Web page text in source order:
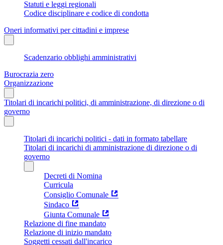
Statuti e leggi regionali
Codice disciplinare e codice di condotta
Oneri informativi per cittadini e imprese
Scadenzario obblighi amministrativi
Burocrazia zero
Organizzazione
Titolari di incarichi politici, di amministrazione, di direzione o di
governo
Titolari di incarichi politici - dati in formato tabellare
Titolari di incarichi di amministrazione di direzione o di
governo
Decreti di Nomina
Curricula
Consiglio Comunale
Sindaco
Giunta Comunale
Relazione di fine mandato
Relazione di inizio mandato
Soggetti cessati dall'incarico